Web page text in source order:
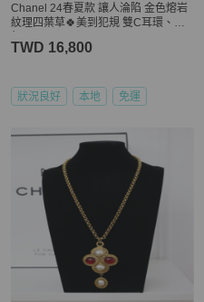
Chanel 24春夏款 讓人淪陷 金色熔岩
紋理四葉草🍀美到犯規 雙C耳環、耳
TWD 16,800
狀況良好 本地 免運